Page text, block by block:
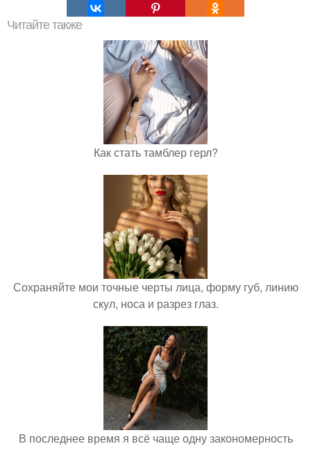
Читайте также
Как стать тамблер герл?
Сохраняйте мои точные черты лица, форму губ, линию
скул, носа и разрез глаз.
В последнее время я всё чаще одну закономерность